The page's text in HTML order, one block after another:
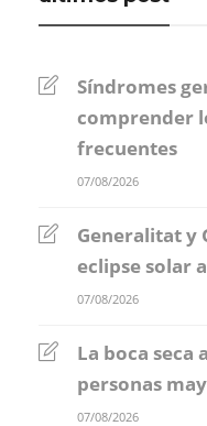
Síndromes
comprender
frecuentes
07/08/2026
Generalitat y
eclipse solar
07/08/2026
La boca seca
personas
07/08/2026